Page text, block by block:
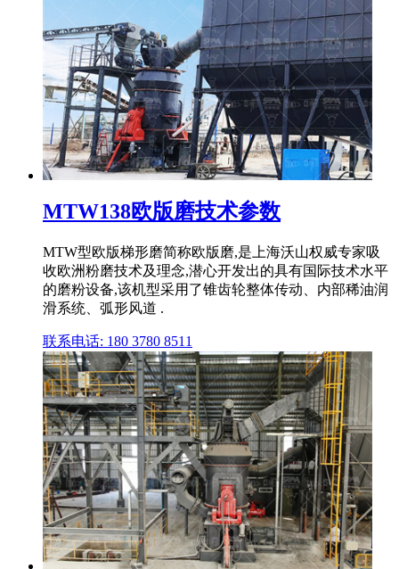
MTW138欧版磨技术参数
MTW型欧版梯形磨简称欧版磨,是上海沃山权威专家吸
收欧洲粉磨技术及理念,潜心开发出的具有国际技术水平
的磨粉设备,该机型采用了锥齿轮整体传动、内部稀油润
滑系统、弧形风道 .
联系电话: 180 3780 8511